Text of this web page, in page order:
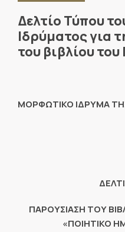
Δελτίο Τύπου
Ιδρύματος για
του βιβλίου
ΜΟΡΦΩΤΙΚΟ ΙΔΡΥΜΑ
ΠΑΡΟΥΣΙΑΣΗ ΤΟΥ
«ΠΟΙΗΤΙΚΟ